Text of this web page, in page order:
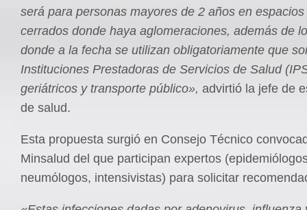
será para personas mayores de 2 años en
cerrados donde haya aglomeraciones, además de
donde a la fecha se utilizan obligatoriamente que
Instituciones Prestadoras de Servicios de Salud
geriátricos y transporte público», advirtió la jefe de
de salud.
Esta propuesta surgió en Consejo Técnico
Minsalud del que participan expertos
neumólogos, intensivistas) para solicitar